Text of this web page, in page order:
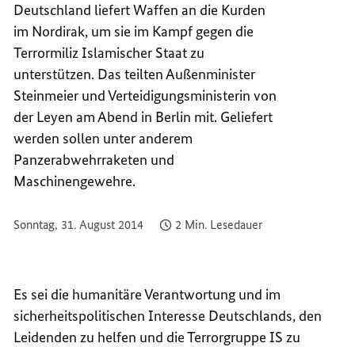
Deutschland liefert Waffen an die Kurden
im Nordirak, um sie im Kampf gegen die
Terrormiliz Islamischer Staat zu
unterstützen. Das teilten Außenminister
Steinmeier und Verteidigungsministerin von
der Leyen am Abend in Berlin mit. Geliefert
werden sollen unter anderem
Panzerabwehrraketen und
Maschinengewehre.
Sonntag, 31. August 2014 2 Min. Lesedauer
Es sei die humanitäre Verantwortung und im
sicherheitspolitischen Interesse Deutschlands, den
Leidenden zu helfen und die Terrorgruppe IS zu